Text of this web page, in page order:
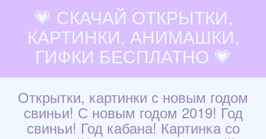
💗 СКАЧАЙ ОТКРЫТКИ,
КАРТИНКИ, АНИМАШКИ,
ГИФКИ БЕСПЛАТНО 💗
Открытки, картинки с новым годом
свиньи! С новым годом 2019! Год
свиньи! Год кабана! Картинка со